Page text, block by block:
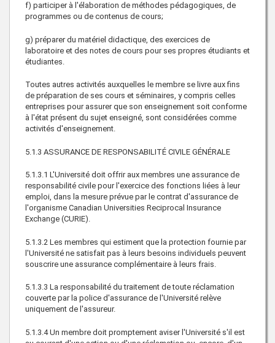
f) participer à l'élaboration de méthodes pédagogiques, de
programmes ou de contenus de cours;
g) préparer du matériel didactique, des exercices de
laboratoire et des notes de cours pour ses propres étudiants et
étudiantes.
Toutes autres activités auxquelles le membre se livre aux fins
de préparation de ses cours et séminaires, y compris celles
entreprises pour assurer que son enseignement soit conforme
à l'état présent du sujet enseigné, sont considérées comme
activités d'enseignement.
5.1.3 ASSURANCE DE RESPONSABILITÉ CIVILE GÉNÉRALE
5.1.3.1 L'Université doit offrir aux membres une assurance de
responsabilité civile pour l'exercice des fonctions liées à leur
emploi, dans la mesure prévue par le contrat d'assurance de
l'organisme Canadian Universities Reciprocal Insurance
Exchange (CURIE).
5.1.3.2 Les membres qui estiment que la protection fournie par
l'Université ne satisfait pas à leurs besoins individuels peuvent
souscrire une assurance complémentaire à leurs frais.
5.1.3.3 La responsabilité du traitement de toute réclamation
couverte par la police d'assurance de l'Université relève
uniquement de l'assureur.
5.1.3.4 Un membre doit promptement aviser l'Université s'il est